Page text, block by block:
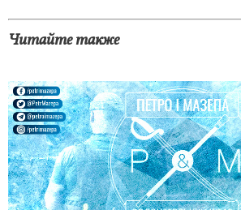
Читайте также